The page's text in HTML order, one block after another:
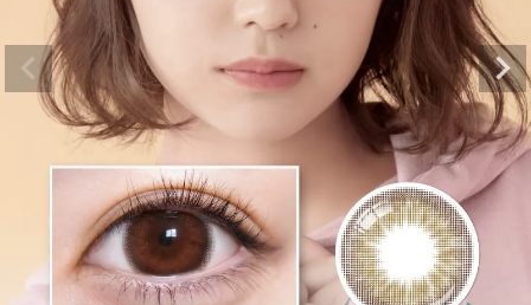
超モテコンウルトラマン
スリー ウルトラメガベイ
ビー 14.5mm
¥1,650 (税込)
配送方法について
発送について
お支払い方法について